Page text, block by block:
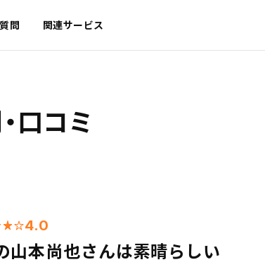
問 関連サービス
口コミ
4.0
山本尚也さんは素晴らしい